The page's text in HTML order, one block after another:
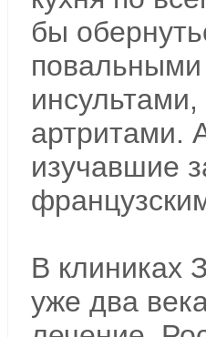
бы
артритами.
изучавшие
В клиниках
уже два